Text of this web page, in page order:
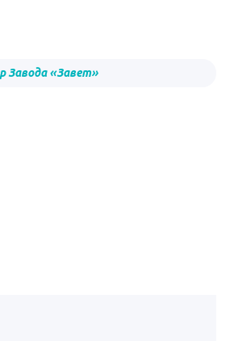
Завода «Завет»